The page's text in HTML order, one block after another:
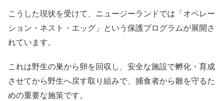
こうした現状を受けて、ニュージーランドでは「オペレー
ション・ネスト・エッグ」という保護プログラムが展開さ
れています。
これは野生の巣から卵を回収し、安全な施設で孵化・育成
させてから野生へ戻す取り組みで、捕食者から雛を守るた
めの重要な施策です。